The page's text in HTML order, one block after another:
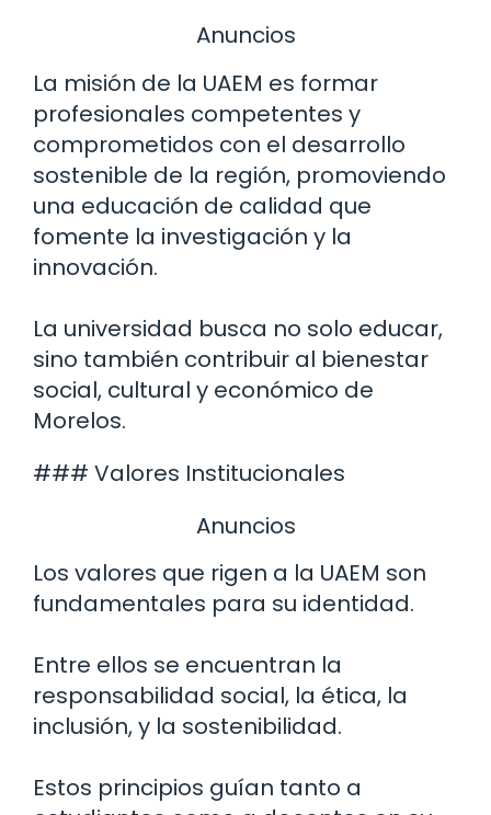
Anuncios
La misión de la UAEM es formar
profesionales competentes y
comprometidos con el desarrollo
sostenible de la región, promoviendo
una educación de calidad que
fomente la investigación y la
innovación.
La universidad busca no solo educar,
sino también contribuir al bienestar
social, cultural y económico de
Morelos.
### Valores Institucionales
Anuncios
Los valores que rigen a la UAEM son
fundamentales para su identidad.
Entre ellos se encuentran la
responsabilidad social, la ética, la
inclusión, y la sostenibilidad.
Estos principios guían tanto a